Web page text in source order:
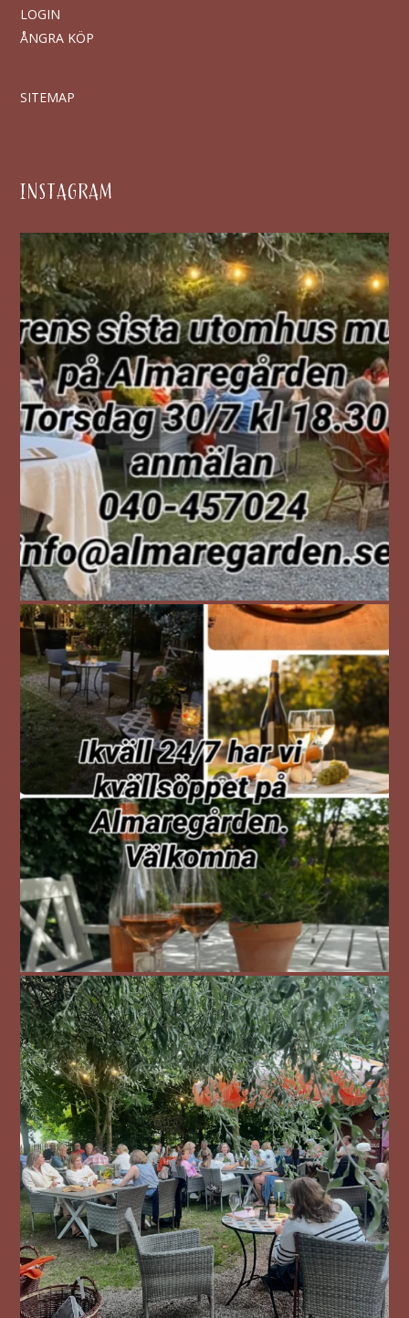
LOGIN
ÅNGRA KÖP
SITEMAP
INSTAGRAM